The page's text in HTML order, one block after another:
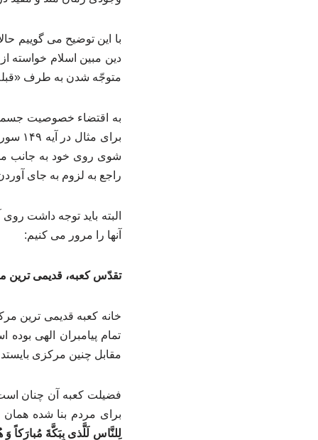
با این توضیح می گوییم
دین مبین اسلام خواسته
متوجّه شدن به طرف
به اقتضاء خصوصیت
برای مثال در آیه ۱۴۹ سوره بقره می خوانیم:
شوی روی خود به جانب
راجع به لزوم به جای آوردن
البته باید توجه داشت
آنها را مرور می کنیم:
تقدّس کعبه، قدیمی ترین
خانه کعبه قدیمی ترین
تمام پیامبران الهی
مقابل چنین مرکزی بایستد
برای مردم بنا شده
لِلنَّاسِ لَلَّذی بِبَکَّةَ مُبارَکاً وَ